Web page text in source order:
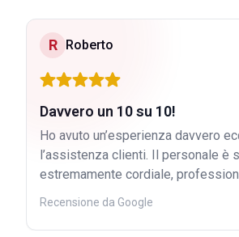
R Roberto
Davvero un 10 su 10!
Ho avuto un’esperienza davvero
l’assistenza clienti. Il personale è
estremamente cordiale,
Recensione da Google